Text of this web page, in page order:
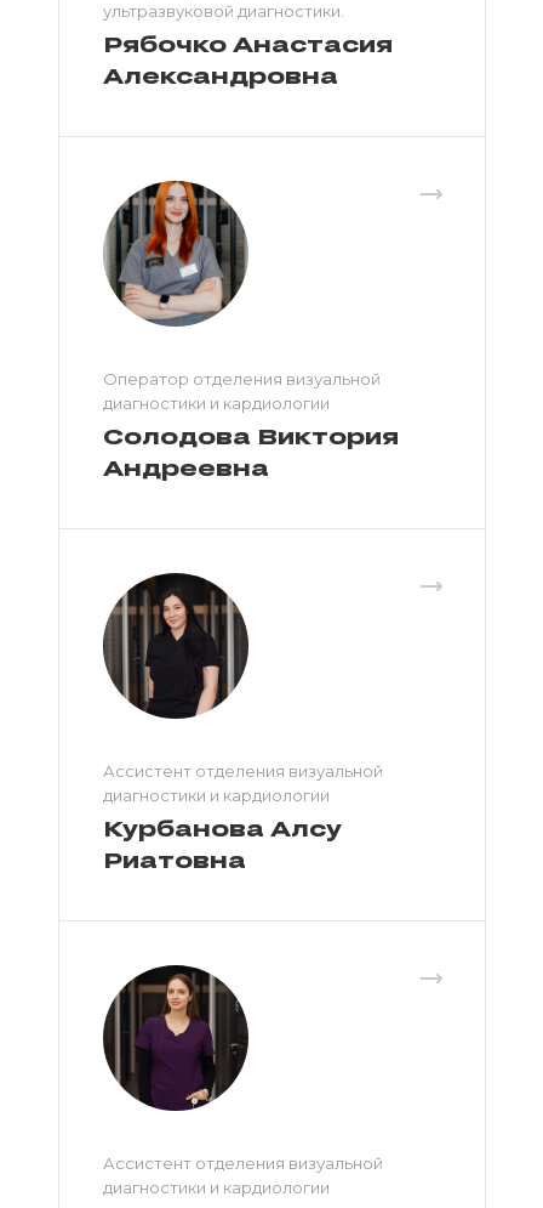
ультразвуковой диагностики.
Рябочко Анастасия
Александровна
Оператор отделения визуальной
диагностики и кардиологии
Солодова Виктория
Андреевна
Ассистент отделения визуальной
диагностики и кардиологии
Курбанова Алсу
Риатовна
Ассистент отделения визуальной
диагностики и кардиологии